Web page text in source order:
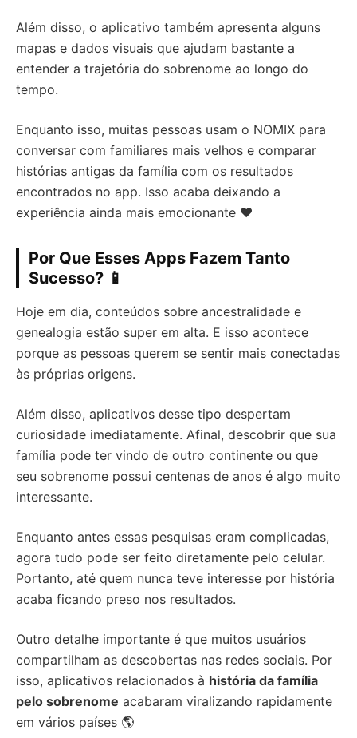
Além disso, o aplicativo também apresenta alguns
mapas e dados visuais que ajudam bastante a
entender a trajetória do sobrenome ao longo do
tempo.
Enquanto isso, muitas pessoas usam o NOMIX para
conversar com familiares mais velhos e comparar
histórias antigas da família com os resultados
encontrados no app. Isso acaba deixando a
experiência ainda mais emocionante ❤️
Por Que Esses Apps Fazem Tanto
Sucesso? 📱
Hoje em dia, conteúdos sobre ancestralidade e
genealogia estão super em alta. E isso acontece
porque as pessoas querem se sentir mais conectadas
às próprias origens.
Além disso, aplicativos desse tipo despertam
curiosidade imediatamente. Afinal, descobrir que sua
família pode ter vindo de outro continente ou que
seu sobrenome possui centenas de anos é algo muito
interessante.
Enquanto antes essas pesquisas eram complicadas,
agora tudo pode ser feito diretamente pelo celular.
Portanto, até quem nunca teve interesse por história
acaba ficando preso nos resultados.
Outro detalhe importante é que muitos usuários
compartilham as descobertas nas redes sociais. Por
isso, aplicativos relacionados à história da família
pelo sobrenome acabaram viralizando rapidamente
em vários países 🌎